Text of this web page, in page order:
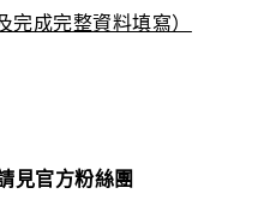
完成完整資料填寫）
見官方粉絲團